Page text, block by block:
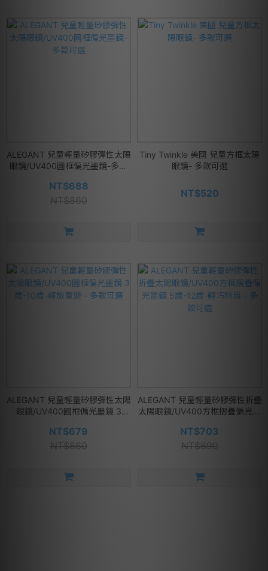
ALEGANT 兒童輕量矽膠彈性太陽
眼鏡/UV400圓框偏光墨鏡-多款
NT$688
NT$860
Tiny Twinkle 美國 兒童方框太陽
眼鏡- 多款可選
NT$520
ALEGANT 兒童輕量矽膠彈性太陽
眼鏡/UV400圓框偏光墨鏡 3
NT$679
NT$860
ALEGANT 兒童輕量矽膠彈性折疊
太陽眼鏡/UV400方框摺疊偏光墨
NT$703
NT$890